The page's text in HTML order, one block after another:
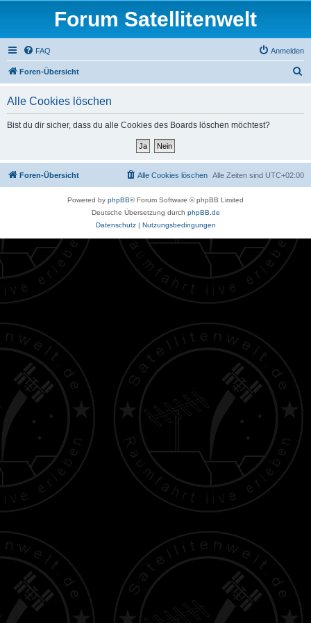
Forum Satellitenwelt
FAQ Anmelden
Foren-Übersicht
Alle Cookies löschen
Bist du dir sicher, dass du alle Cookies des Boards löschen möchtest?
Foren-Übersicht Alle Zeiten sind UTC+02:00
Alle Cookies löschen
Powered by phpBB® Forum Software © phpBB Limited
Deutsche Übersetzung durch phpBB.de
Datenschutz| Nutzungsbedingungen